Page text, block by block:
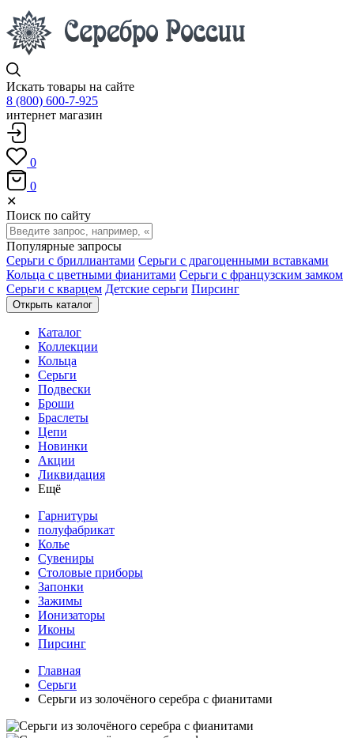
Искать товары на сайте
8 (800) 600-7-925
интернет магазин
0
0
✕
Поиск по сайту
Популярные запросы
Серьги с бриллиантами Серьги с драгоценными вставками
Кольца с цветными фианитами Серьги с французским замком
Серьги с кварцем Детские серьги Пирсинг
Открыть каталог
Каталог
Коллекции
Кольца
Серьги
Подвески
Броши
Браслеты
Цепи
Новинки
Акции
Ликвидация
Ещё
Гарнитуры
полуфабрикат
Колье
Сувениры
Столовые приборы
Запонки
Зажимы
Ионизаторы
Иконы
Пирсинг
Главная
Серьги
Серьги из золочёного серебра с фианитами